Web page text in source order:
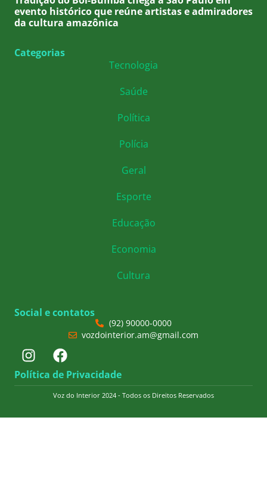
evento histórico que reúne artistas e admiradores
da cultura amazônica
Categorias
Tecnologia
Saúde
Política
Polícia
Geral
Esporte
Educação
Economia
Cultura
Social e contatos
(92) 90000-0000
vozdointerior.am@gmail.com
Política de Privacidade
Voz do Interior 2024 - Todos os Direitos Reservados